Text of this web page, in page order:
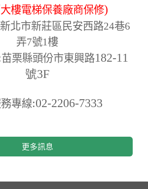
樓電梯保養廠商保修)
新北市新莊區民安西路24巷6
弄7號1樓
苗栗縣頭份市東興路182-11
號3F
專線:02-2206-7333
更多訊息